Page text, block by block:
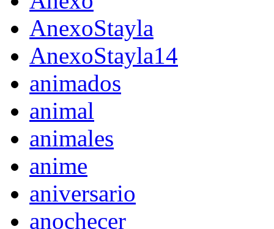
AnexoStayla
AnexoStayla14
animados
animal
animales
anime
aniversario
anochecer